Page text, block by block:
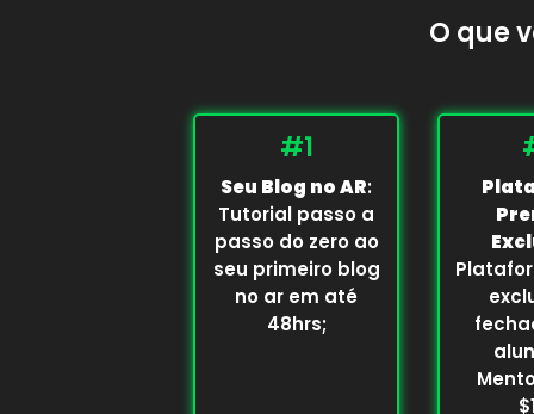
O que
#1
Seu Blog no AR:
Tutorial passo a
passo do zero ao
seu primeiro blog
no ar em até
48hrs;